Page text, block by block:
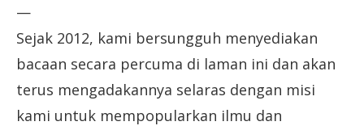
—
Sejak 2012, kami bersungguh menyediakan
bacaan secara percuma di laman ini dan akan
terus mengadakannya selaras dengan misi
kami untuk mempopularkan ilmu dan